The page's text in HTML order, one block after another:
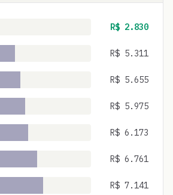
R$ 2.830
R$ 5.311
R$ 5.655
R$ 5.975
R$ 6.173
R$ 6.761
R$ 7.141